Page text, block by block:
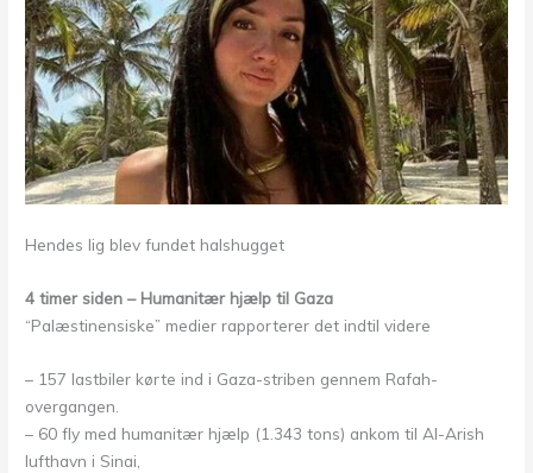
Hendes lig blev fundet halshugget
4 timer siden – Humanitær hjælp til Gaza
“Palæstinensiske” medier rapporterer det indtil videre
– 157 lastbiler kørte ind i Gaza-striben gennem Rafah-
overgangen.
– 60 fly med humanitær hjælp (1.343 tons) ankom til Al-Arish
lufthavn i Sinai,